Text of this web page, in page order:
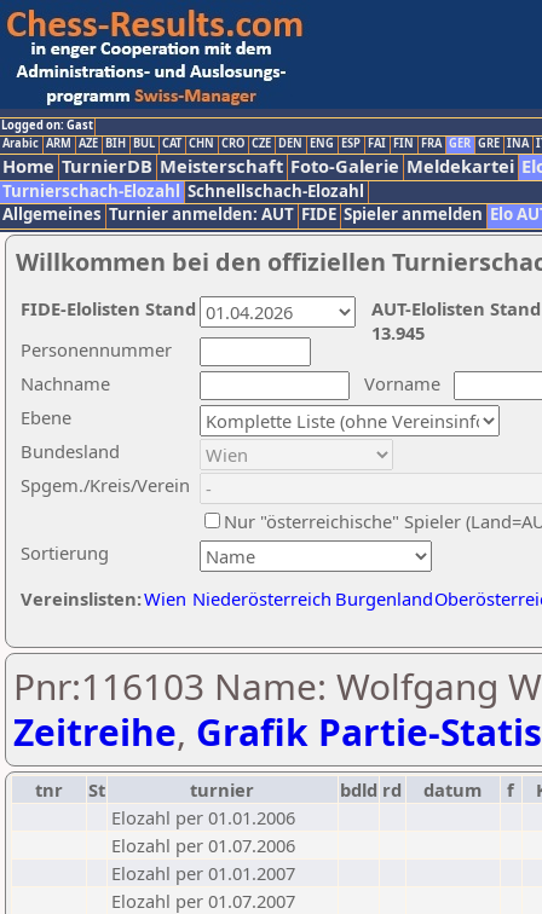
Logged on: Gast
Arabic ARM AZE BIH BUL CAT CHN CRO CZE DEN ENG ESP FAI FIN FRA GER GRE INA
Home TurnierDB Meisterschaft Foto-Galerie Meldekartei
Turnierschach-Elozahl Schnellschach-Elozahl
Allgemeines Turnier anmelden: AUT FIDE Spieler anmelden Elo
Willkommen bei den offiziellen
Nachname
Vorname
Ebene
Sortierung
Personennummer
Bundesland
Spgem./Kreis/Verein
Nur "österreichische" Spieler
Vereinslisten:Wien Niederösterreich Burgenland
AUT-Elolisten
13.945
FIDE-Elolisten Stand
Pnr:116103 Name: Wolfgang
Zeitreihe, Grafik Partie-
tnr St turnier bdld rd datum f
Elozahl per 01.01.2006
Elozahl per 01.07.2006
Elozahl per 01.01.2007
Elozahl per 01.07.2007